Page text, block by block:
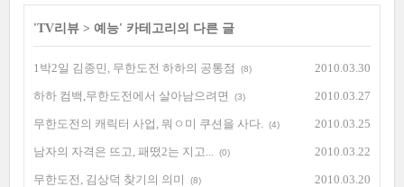
'TV리뷰 > 예능' 카테고리의 다른 글
1박2일 김종민, 무한도전 하하의 공통점 (8) 2010.03.30
하하 컴백,무한도전에서 살아남으려면 (3) 2010.03.27
무한도전의 캐릭터 사업, 뭐ㅇ미 쿠션을 사다. (4) 2010.03.25
남자의 자격은 뜨고, 패떴2는 지고... (0) 2010.03.22
무한도전, 김상덕 찾기의 의미 (8) 2010.03.20